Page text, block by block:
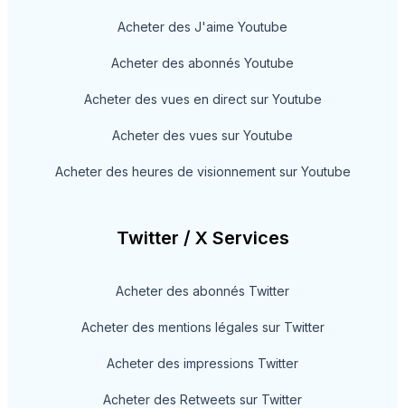
Acheter des J'aime Youtube
Acheter des abonnés Youtube
Acheter des vues en direct sur Youtube
Acheter des vues sur Youtube
Acheter des heures de visionnement sur Youtube
Twitter / X Services
Acheter des abonnés Twitter
Acheter des mentions légales sur Twitter
Acheter des impressions Twitter
Acheter des Retweets sur Twitter